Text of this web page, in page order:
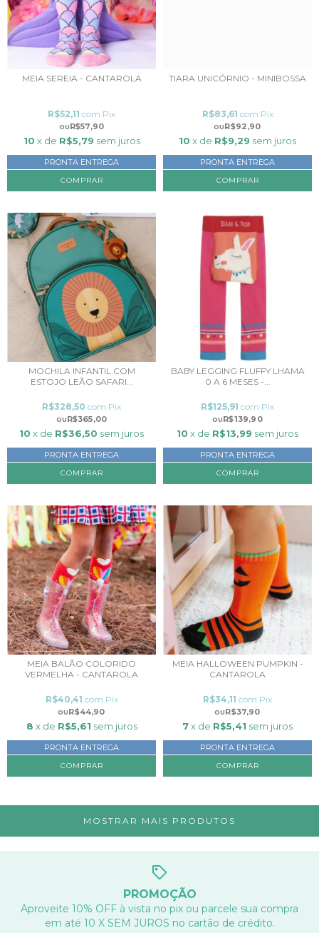
MEIA SEREIA - CANTAROLA
R$57,90
R$52,11 com Pix
10 x de R$5,79 sem juros
PRONTA ENTREGA
COMPRAR
TIARA UNICÓRNIO - MINIBOSSA
R$92,90
R$83,61 com Pix
10 x de R$9,29 sem juros
PRONTA ENTREGA
MOCHILA INFANTIL COM
ESTOJO LEÃO SAFARI...
R$365,00
R$328,50 com Pix
10 x de R$36,50 sem juros
PRONTA ENTREGA
BABY LEGGING FLUFFY LHAMA
0 A 6 MESES -...
R$139,90
R$125,91 com Pix
10 x de R$13,99 sem juros
PRONTA ENTREGA
COMPRAR
MEIA BALÃO COLORIDO
VERMELHA - CANTAROLA
R$44,90
R$40,41 com Pix
8 x de R$5,61 sem juros
PRONTA ENTREGA
COMPRAR
MEIA HALLOWEEN PUMPKIN -
CANTAROLA
R$37,90
R$34,11 com Pix
7x de R$5,41 sem juros
PRONTA ENTREGA
COMPRAR
MOSTRAR MAIS PRODUTOS
PROMOÇÃO
Aproveite 10% OFF à vista no pix ou parcele sua compra
em até 10 X SEM JUROS no cartão de crédito.